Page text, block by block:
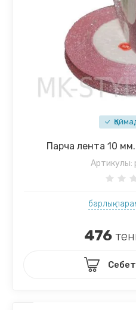
Парча лента 10 мм.
Артикулы:
барлық
476